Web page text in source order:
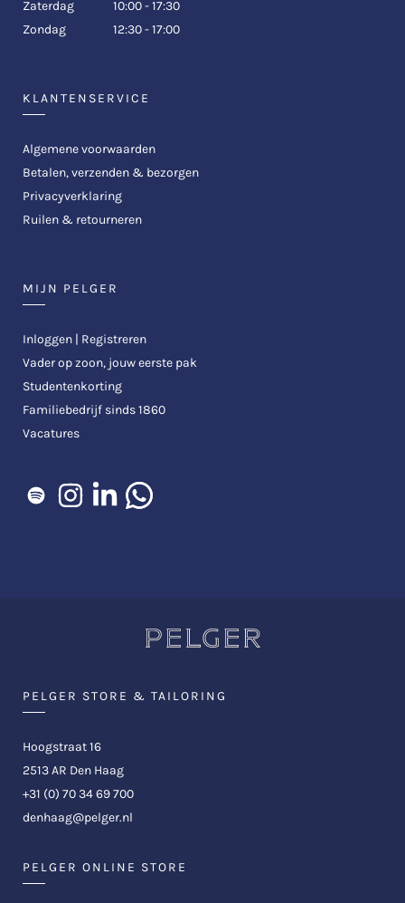
Zaterdag
10:00 - 17:30
Zondag
12:30 - 17:00
KLANTENSERVICE
Algemene voorwaarden
Betalen, verzenden & bezorgen
Privacyverklaring
Ruilen & retourneren
MIJN PELGER
Inloggen | Registreren
Vader op zoon, jouw eerste pak
Studentenkorting
Familiebedrijf sinds 1860
Vacatures
PELGER STORE & TAILORING
Hoogstraat 16
2513 AR Den Haag
+31 (0) 70 34 69 700
denhaag@pelger.nl
PELGER ONLINE STORE